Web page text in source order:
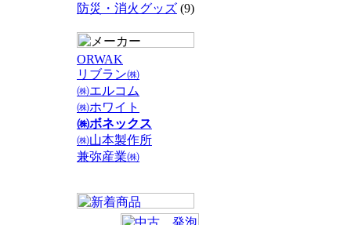
防災・消火グッズ (9)
ORWAK
リブラン㈱
㈱エルコム
㈱ホワイト
㈱ボネックス
㈱山本製作所
兼弥産業㈱